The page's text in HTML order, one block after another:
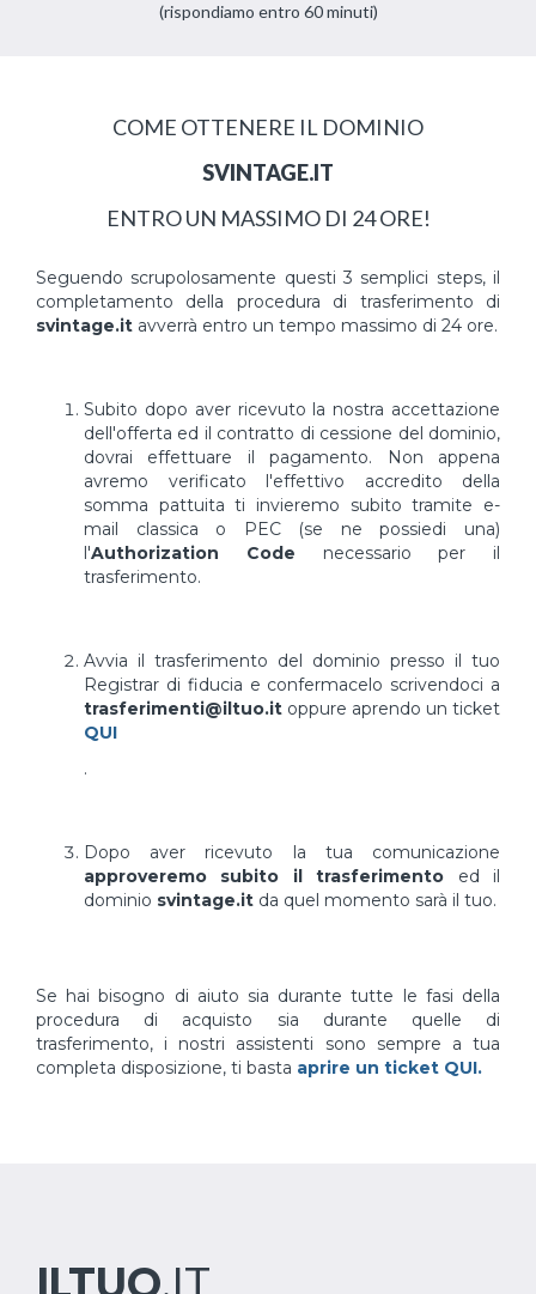
(rispondiamo entro 60 minuti)
COME OTTENERE IL DOMINIO
SVINTAGE.IT
ENTRO UN MASSIMO DI 24 ORE!
Seguendo scrupolosamente questi 3 semplici steps, il
completamento della procedura di trasferimento di
svintage.it avverrà entro un tempo massimo di 24 ore.
Subito dopo aver ricevuto la nostra accettazione
dell'offerta ed il contratto di cessione del dominio,
dovrai effettuare il pagamento. Non appena
avremo verificato l'effettivo accredito della
somma pattuita ti invieremo subito tramite e-
mail classica o PEC (se ne possiedi una)
l'Authorization Code necessario per il
trasferimento.
Avvia il trasferimento del dominio presso il tuo
Registrar di fiducia e confermacelo scrivendoci a
trasferimenti@iltuo.it oppure aprendo un ticket
QUI
.
Dopo aver ricevuto la tua comunicazione
approveremo subito il trasferimento ed il
dominio svintage.it da quel momento sarà il tuo.
Se hai bisogno di aiuto sia durante tutte le fasi della
procedura di acquisto sia durante quelle di
trasferimento, i nostri assistenti sono sempre a tua
completa disposizione, ti basta aprire un ticket QUI.
ILTUO.IT